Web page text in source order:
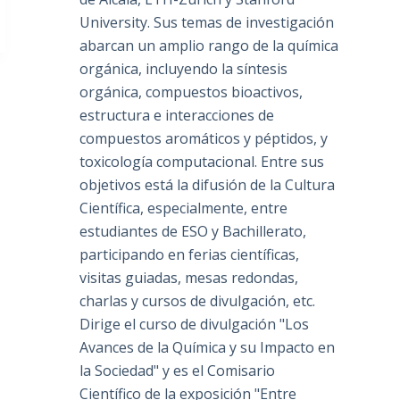
University. Sus temas de investigación
abarcan un amplio rango de la química
orgánica, incluyendo la síntesis
orgánica, compuestos bioactivos,
estructura e interacciones de
compuestos aromáticos y péptidos, y
toxicología computacional. Entre sus
objetivos está la difusión de la Cultura
Científica, especialmente, entre
estudiantes de ESO y Bachillerato,
participando en ferias científicas,
visitas guiadas, mesas redondas,
charlas y cursos de divulgación, etc.
Dirige el curso de divulgación "Los
Avances de la Química y su Impacto en
la Sociedad" y es el Comisario
Científico de la exposición "Entre